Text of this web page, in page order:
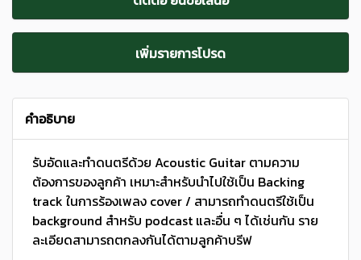
เพิ่มรายการโปรด
คำอธิบาย
รับอัดและทำดนตรีด้วย Acoustic Guitar ตามความ
ต้องการของลูกค้า เหมาะสำหรับนำไปใช้เป็น Backing
track ในการร้องเพลง cover / สามารถทำดนตรีใช้เป็น
background สำหรับ podcast และอื่น ๆ ได้เช่นกัน ราย
ละเอียดสามารถตกลงกันได้ตามลูกค้าบรีฟ